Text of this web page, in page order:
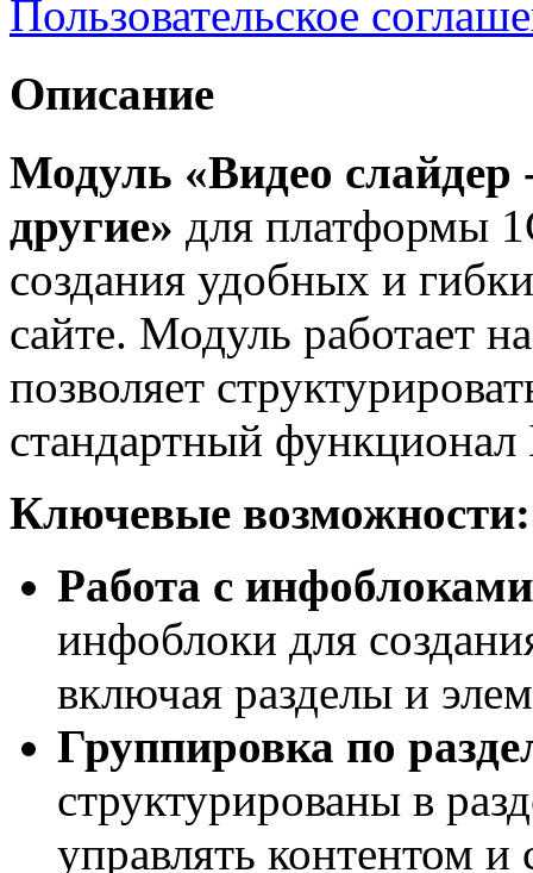
Пользовательское
Описание
Модуль «Видео
другие» для платформы
создания удобных и
сайте. Модуль работает
позволяет
стандартный функционал
Ключевые возможности:
Работа с
инфоблоки для
включая разделы и
Группировка по
структурированы в
управлять контентом и